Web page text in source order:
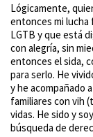
Lógicamente,
entonces mi lucha
LGTB y que está
con alegría, sin
entonces el sida,
para serlo. He
y he acompañado
familiares con vih
vidas. He sido y
búsqueda de